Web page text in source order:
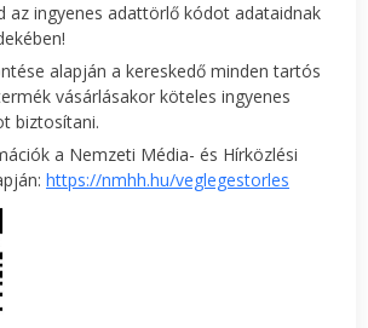
az ingyenes adattörlő kódot adataidnak
alapján a kereskedő minden tartós
vásárlásakor köteles ingyenes
biztosítani.
a Nemzeti Média- és Hírközlési
https://nmhh.hu/veglegestorles